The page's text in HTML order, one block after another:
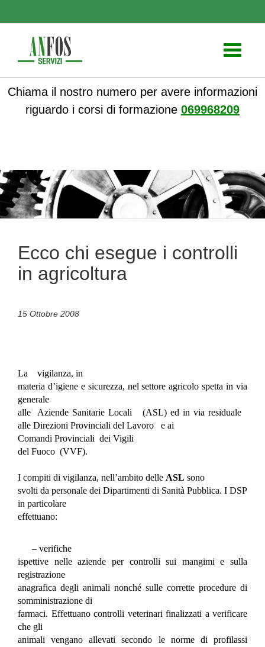
Toggle
Chiama il nostro numero per avere informazioni
riguardo i corsi di formazione 069968209
Ecco chi esegue i controlli
in agricoltura
15 Ottobre 2008
La
vigilanza, in
materia d’igiene e sicurezza, nel settore agricolo spetta in via
generale
alle
Aziende Sanitarie Locali
(ASL) ed in via residuale
alle Direzioni Provinciali del Lavoro
e ai
Comandi Provinciali dei Vigili
del Fuoco (VVF).
I compiti di vigilanza, nell’ambito delle ASL sono
svolti da personale dei Dipartimenti di Sanità Pubblica. I DSP
in particolare
effettuano:
– verifiche
ispettive nelle aziende per controlli sui mangimi e sulla
registrazione
anagrafica degli animali nonché sulle corrette procedure di
somministrazione di
farmaci. Effettuano controlli veterinari finalizzati a verificare
che gli
animali vengano allevati secondo le norme di profilassi